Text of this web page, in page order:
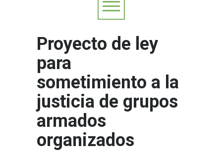
Proyecto de ley
para
sometimiento a la
justicia de grupos
armados
organizados